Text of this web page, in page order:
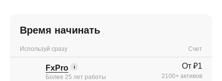
Время начинать
Используй сразу Счет
FxPro
Более 25 лет работы
От ₽1
2100+ активов